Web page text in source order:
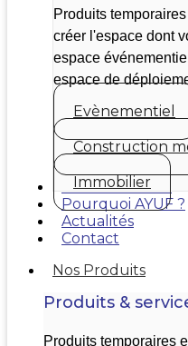
Produits
créer l'espace dont
espace
espace de
Evènementiel
Construction
Immobilier
Nos réalisations
Pourquoi AYUF ?
Actualités
Contact
Nos Produits
Produits &
Produits temporaires